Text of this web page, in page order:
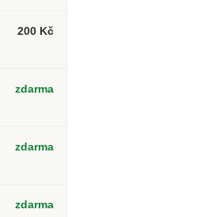
200 Kč
zdarma
zdarma
zdarma